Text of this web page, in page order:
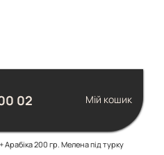
02 Мій кошик
200 гр. Мелена під турку